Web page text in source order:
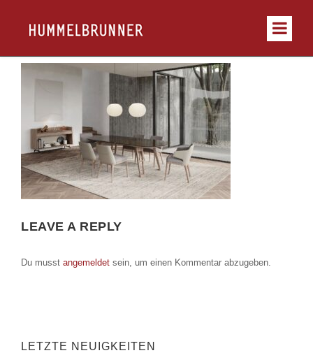
LEAVE A REPLY
Du musst angemeldet sein, um einen Kommentar abzugeben.
LETZTE NEUIGKEITEN